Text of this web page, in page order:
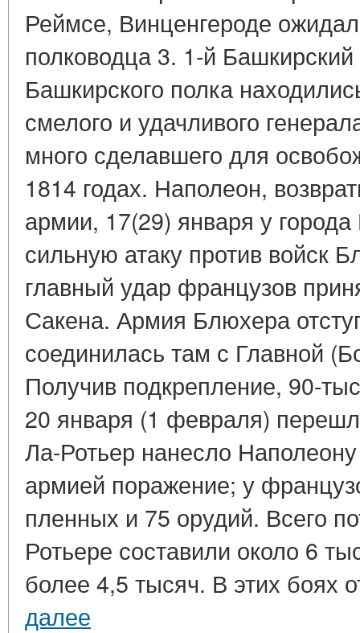
Реймсе, Винценгероде
полководца 3. 1-й
Башкирского полка
смелого и удачливого
много сделавшего для
1814 годах. Наполеон,
армии, 17(29) января у
сильную атаку против войск
главный удар французов
Сакена. Армия Блюхера
соединилась там с Главной
Получив подкрепление, 90-
20 января (1 февраля)
Ла-Ротьер нанесло
армией поражение; у
пленных и 75 орудий. Всего
Ротьере составили около 6
более 4,5 тысяч. В этих боях
далее